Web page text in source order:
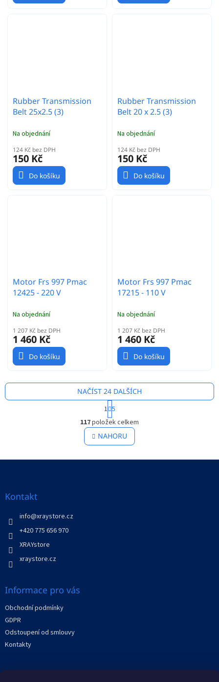
Rubber Transmission
Belt 25x2.5 (3)
Na objednání
124 Kč bez DPH
150 Kč
Do košíku
Rubber Transmission
Belt 20 x 2.5 (3)
Na objednání
124 Kč bez DPH
150 Kč
Do košíku
Motor Frs 997 Pmac
12425 - 220 V
Na objednání
1 207 Kč bez DPH
1 460 Kč
Do košíku
Motor Frs 997 Pmac
17215 - 110 V
Na objednání
1 207 Kč bez DPH
1 460 Kč
Do košíku
O
v
l
á
NAČÍST 24 DALŠÍCH
S
t
r
á
n
k
v
1 5
117položek celkem
NAHORU
Kontakt
info@xraystore.cz
+420 775 656 970
XRAYstore
xraystore.cz
Informace pro vás
Obchodní podmínky
GDPR
Odstoupení od smlouvy
Kontakty